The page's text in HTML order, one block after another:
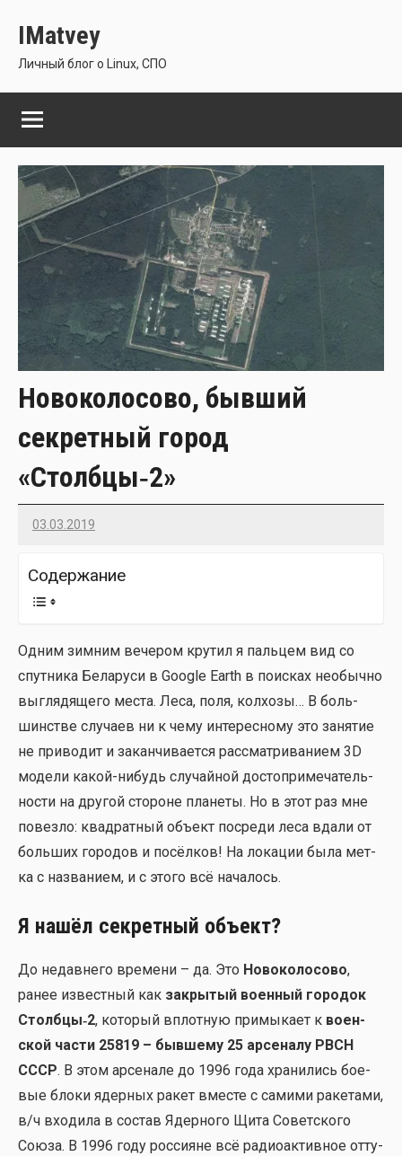
содержимому
IMatvey
Личный блог о Linux, СПО
Новоколосово, бывший
секретный город
«Столбцы‑2»
03.03.2019
Imatvey
Содер­жа­ние
Одним зим­ним вече­ром кру­тил я паль­цем вид со
спут­ни­ка Бела­ру­си в Google Earth в поис­ках необыч­но
выгля­дя­ще­го места. Леса, поля, кол­хо­зы… В боль­
шин­стве слу­ча­ев ни к чему инте­рес­но­му это заня­тие
не при­во­дит и закан­чи­ва­ет­ся рас­смат­ри­ва­ни­ем 3D
моде­ли какой-нибудь слу­чай­ной досто­при­ме­ча­тель­
но­сти на дру­гой сто­роне пла­не­ты. Но в этот раз мне
повез­ло: квад­рат­ный объ­ект посре­ди леса вда­ли от
боль­ших горо­дов и посёл­ков! На лока­ции была мет­
ка с назва­ни­ем, и с это­го всё нача­лось.
Я нашёл секретный объект?
До недав­не­го вре­ме­ни – да. Это Ново­ко­ло­со­во,
ранее извест­ный как закры­тый воен­ный горо­док
Столбцы‑2, кото­рый вплот­ную при­мы­ка­ет к воен­
ской части 25819 – быв­ше­му 25 арсе­на­лу РВСН
СССР. В этом арсе­на­ле до 1996 года хра­ни­лись бое­
вые бло­ки ядер­ных ракет вме­сте с сами­ми раке­та­ми,
в/ч вхо­ди­ла в состав Ядер­но­го Щита Совет­ско­го
Сою­за. В 1996 году рос­си­яне всё радио­ак­тив­ное отту­